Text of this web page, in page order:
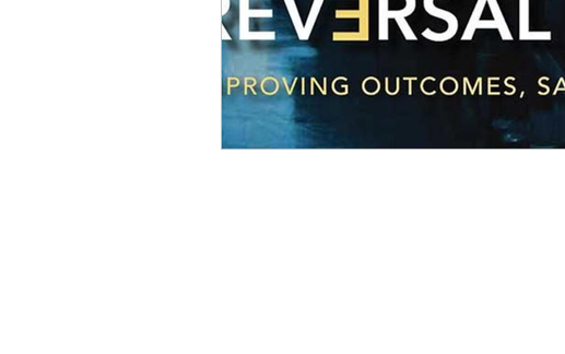
Outubro 2025 Setembro 2025
Junho 2025 Dezembro 2024